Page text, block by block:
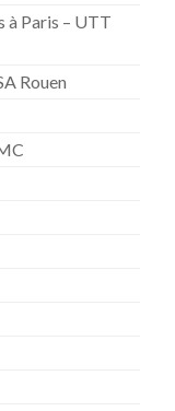
à Paris – UTT
Rouen